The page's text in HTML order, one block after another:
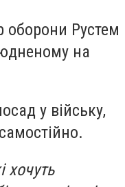
оборони Рустем
на
у війську,
хочуть